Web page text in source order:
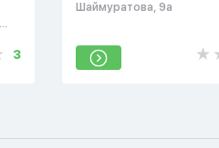
3
Шаймуратова, 9а